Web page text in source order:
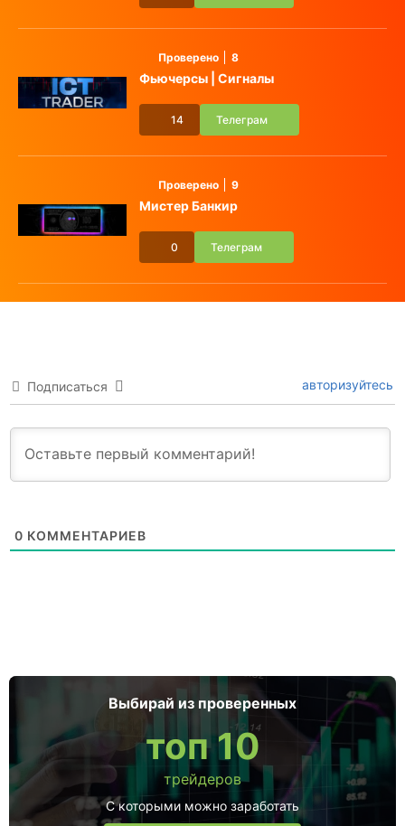
Проверено 8
Фьючерсы | Сигналы
14 Телеграм
Проверено 9
Мистер Банкир
0 Телеграм
Подписаться авторизуйтесь
0 КОММЕНТАРИЕВ
Выбирай из проверенных
топ 10
трейдеров
С которыми можно заработать